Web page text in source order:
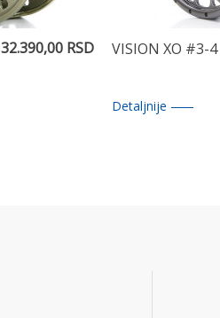
32.390,00 RSD VISION XO #3-4
Detaljnije